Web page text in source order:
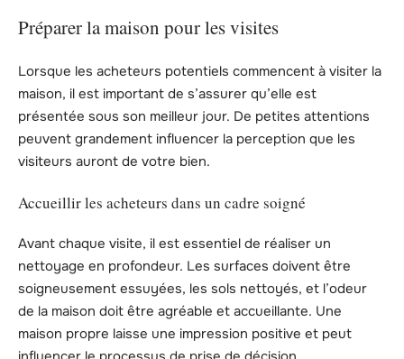
Préparer la maison pour les visites
Lorsque les acheteurs potentiels commencent à visiter la
maison, il est important de s’assurer qu’elle est
présentée sous son meilleur jour. De petites attentions
peuvent grandement influencer la perception que les
visiteurs auront de votre bien.
Accueillir les acheteurs dans un cadre soigné
Avant chaque visite, il est essentiel de réaliser un
nettoyage en profondeur. Les surfaces doivent être
soigneusement essuyées, les sols nettoyés, et l’odeur
de la maison doit être agréable et accueillante. Une
maison propre laisse une impression positive et peut